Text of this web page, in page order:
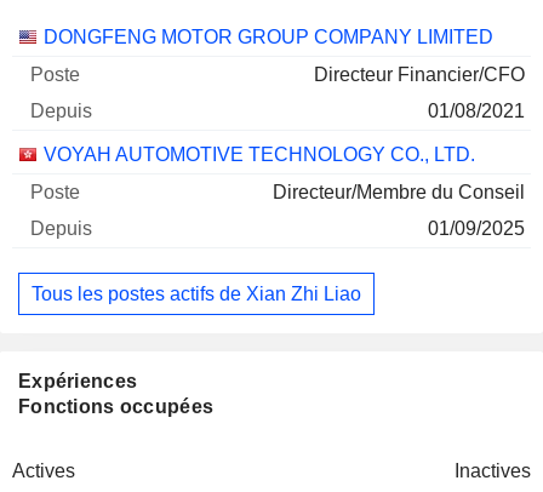
Sociétés Poste Début
DONGFENG MOTOR GROUP COMPANY LIMITED
Directeur Financier/CFO
01/08/2021
VOYAH AUTOMOTIVE TECHNOLOGY CO., LTD.
Directeur/Membre du Conseil
01/09/2025
Tous les postes actifs de Xian Zhi Liao
Expériences
Fonctions occupées
Actives Inactives